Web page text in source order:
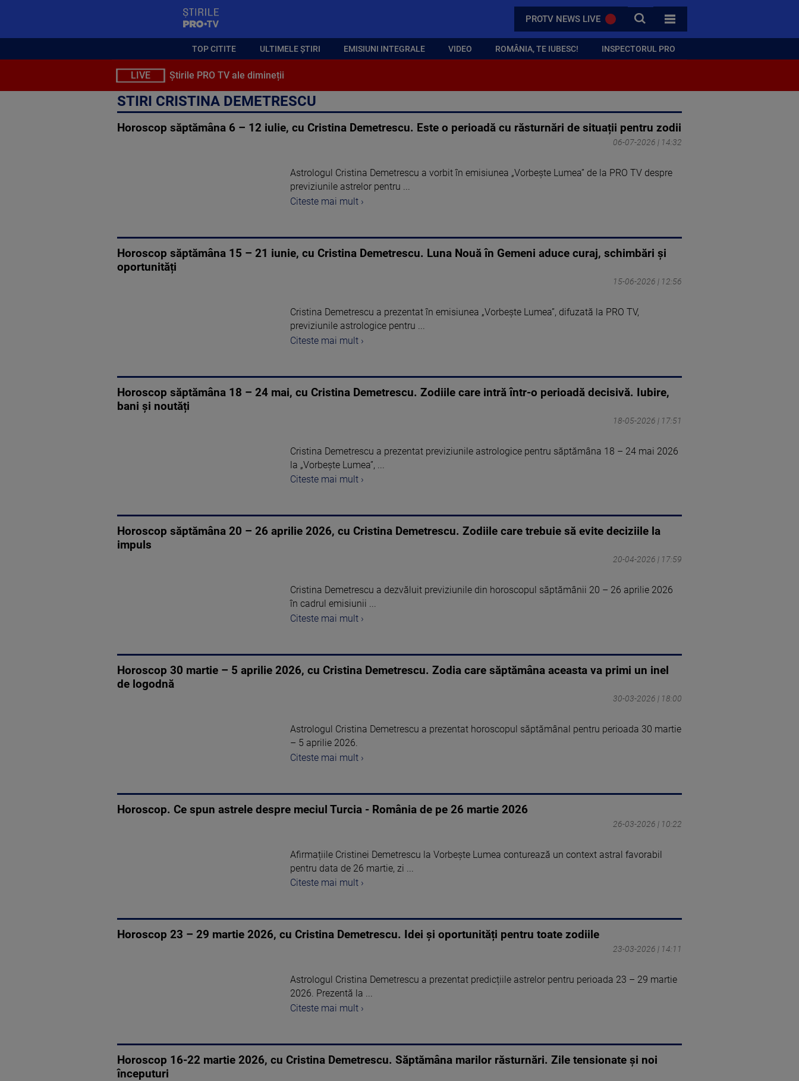
PROTV NEWS LIVE CAUTA
TOATE CATEGORIILE
TOP CITITE ULTIMELE ȘTIRI EMISIUNI INTEGRALE VIDEO ROMÂNIA, TE IUBESC! INSPECTORUL PRO
LIVE Știrile PRO TV ale dimineții
STIRI CRISTINA DEMETRESCU
Horoscop săptămâna 6 – 12 iulie, cu Cristina Demetrescu. Este o perioadă cu răsturnări de situații pentru zodii
06-07-2026 | 14:32
Astrologul Cristina Demetrescu a vorbit în emisiunea „Vorbește Lumea” de la PRO TV despre
previziunile astrelor pentru ...
Citeste mai mult ›
Horoscop săptămâna 15 – 21 iunie, cu Cristina Demetrescu. Luna Nouă în Gemeni aduce curaj, schimbări și
oportunități
15-06-2026 | 12:56
Cristina Demetrescu a prezentat în emisiunea „Vorbește Lumea”, difuzată la PRO TV,
previziunile astrologice pentru ...
Citeste mai mult ›
Horoscop săptămâna 18 – 24 mai, cu Cristina Demetrescu. Zodiile care intră într-o perioadă decisivă. Iubire,
bani și noutăți
18-05-2026 | 17:51
Cristina Demetrescu a prezentat previziunile astrologice pentru săptămâna 18 – 24 mai 2026
la „Vorbește Lumea”, ...
Citeste mai mult ›
Horoscop săptămâna 20 – 26 aprilie 2026, cu Cristina Demetrescu. Zodiile care trebuie să evite deciziile la
impuls
20-04-2026 | 17:59
Cristina Demetrescu a dezvăluit previziunile din horoscopul săptămânii 20 – 26 aprilie 2026
în cadrul emisiunii ...
Citeste mai mult ›
Horoscop 30 martie – 5 aprilie 2026, cu Cristina Demetrescu. Zodia care săptămâna aceasta va primi un inel
de logodnă
30-03-2026 | 18:00
Astrologul Cristina Demetrescu a prezentat horoscopul săptămânal pentru perioada 30 martie
– 5 aprilie 2026.
Citeste mai mult ›
Horoscop. Ce spun astrele despre meciul Turcia - România de pe 26 martie 2026
26-03-2026 | 10:22
Afirmațiile Cristinei Demetrescu la Vorbește Lumea conturează un context astral favorabil
pentru data de 26 martie, zi ...
Citeste mai mult ›
Horoscop 23 – 29 martie 2026, cu Cristina Demetrescu. Idei și oportunități pentru toate zodiile
23-03-2026 | 14:11
Astrologul Cristina Demetrescu a prezentat predicțiile astrelor pentru perioada 23 – 29 martie
2026. Prezentă la ...
Citeste mai mult ›
Horoscop 16-22 martie 2026, cu Cristina Demetrescu. Săptămâna marilor răsturnări. Zile tensionate și noi
începuturi